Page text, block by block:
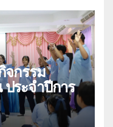
จกรรม
ระจำปีการ